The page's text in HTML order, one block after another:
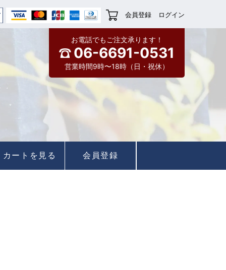
会員登録 ログイン
お電話でもご注文承ります！
06-6691-0531
営業時間9時〜18時（日・祝休）
カートを見る 会員登録